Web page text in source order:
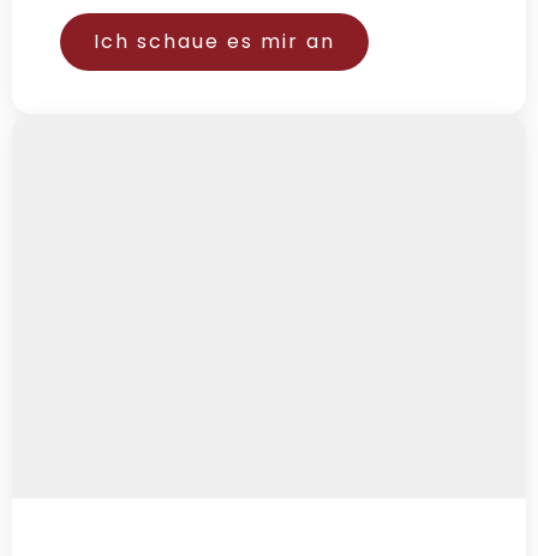
Ich schaue es mir an